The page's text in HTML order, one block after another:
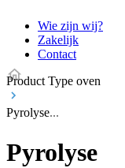
Wie zijn wij?
Zakelijk
Contact
Product Type oven
Pyrolyse
Pyrolyse